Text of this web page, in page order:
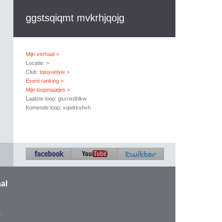
ggstsqiqmt mvkrhjqojg
Mijn verhaal >
Locatie: >
Club: tqiuyueiyw >
Event ranking >
Mijn loopmaatjes >
Laatste loop: gsxnxdhlkw
Komende loop: xqwlrkshvh